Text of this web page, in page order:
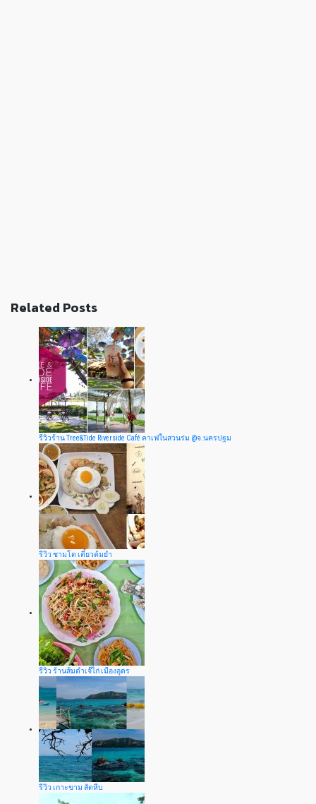
Related Posts
รีวิวร้าน Tree&Tide Riverside Café คาเฟ่ในสวนร่ม @จ.นครปฐม
รีวิว ชามโต เตี๋ยวต้มยำ
รีวิว ร้านส้มตำเจ๊ไก่ เมืองอุดร
รีวิว เกาะขาม สัตหีบ